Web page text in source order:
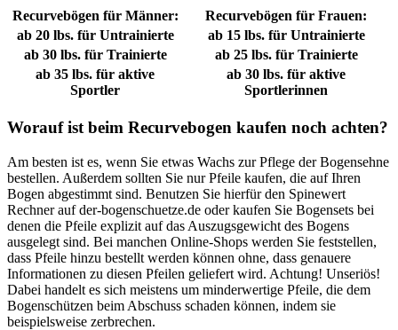
Recurvebögen für Männer:
Recurvebögen für Frauen:
ab 20 lbs. für Untrainierte
ab 15 lbs. für Untrainierte
ab 30 lbs. für Trainierte
ab 25 lbs. für Trainierte
ab 35 lbs. für aktive
Sportler
ab 30 lbs. für aktive
Sportlerinnen
Worauf ist beim Recurvebogen kaufen noch achten?
Am besten ist es, wenn Sie etwas Wachs zur Pflege der Bogensehne
bestellen. Außerdem sollten Sie nur Pfeile kaufen, die auf Ihren
Bogen abgestimmt sind. Benutzen Sie hierfür den Spinewert
Rechner auf der-bogenschuetze.de oder kaufen Sie Bogensets bei
denen die Pfeile explizit auf das Auszugsgewicht des Bogens
ausgelegt sind. Bei manchen Online-Shops werden Sie feststellen,
dass Pfeile hinzu bestellt werden können ohne, dass genauere
Informationen zu diesen Pfeilen geliefert wird. Achtung! Unseriös!
Dabei handelt es sich meistens um minderwertige Pfeile, die dem
Bogenschützen beim Abschuss schaden können, indem sie
beispielsweise zerbrechen.